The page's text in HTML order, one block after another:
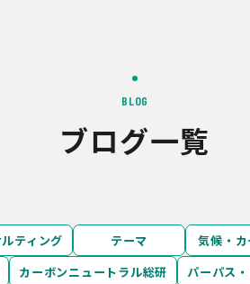
BLOG
ブログ一覧
ティング テーマ 気候・
カーボンニュートラル総研
パーパス